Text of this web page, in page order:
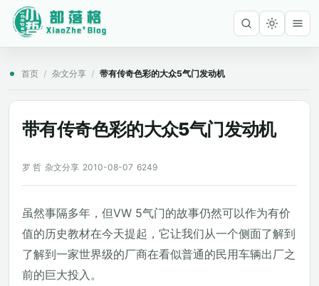
首页 / 杂文分享 / 带有传奇色彩的大众5气门发动机
带有传奇色彩的大众5气门发动机
罗 哲 杂文分享 2010-08-07 6249
虽然事隔多年，但VW 5气门的故事仍然可以作为有价
值的历史教材在今天提起，它让我们从一个侧面了解到
了解到一家世界级的厂商在看似普通的民用车辆出厂之
前的巨大投入。